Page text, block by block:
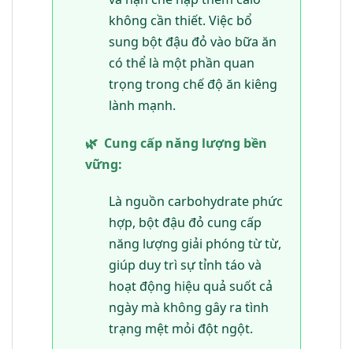
không cần thiết. Việc bổ
sung bột đậu đỏ vào bữa ăn
có thể là một phần quan
trọng trong chế độ ăn kiêng
lành mạnh.
🌿 Cung cấp năng lượng bền
vững:
Là nguồn carbohydrate phức
hợp, bột đậu đỏ cung cấp
năng lượng giải phóng từ từ,
giúp duy trì sự tỉnh táo và
hoạt động hiệu quả suốt cả
ngày mà không gây ra tình
trạng mệt mỏi đột ngột.